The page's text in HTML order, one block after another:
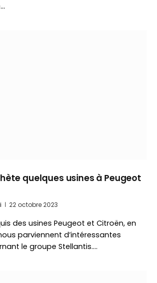
quelques usines à Peugeot
22 octobre 2023
des usines Peugeot et Citroën, en
parviennent d’intéressantes
le groupe Stellantis.…